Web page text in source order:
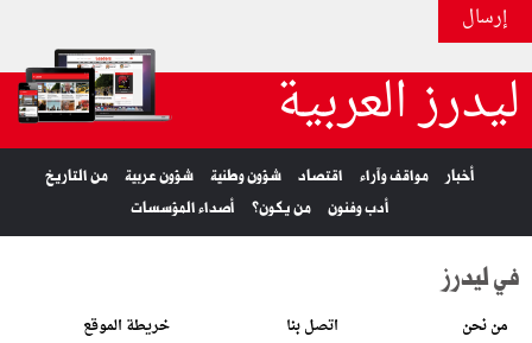
إرسال
ليدرز العربية
أخبار مواقف وآراء اقتصاد شؤون وطنية شؤون عربية
من التاريخ
أدب وفنون
من يكون؟ أصداء المؤسسات
في ليدرز
من نحن اتصل بنا خريطة الموقع